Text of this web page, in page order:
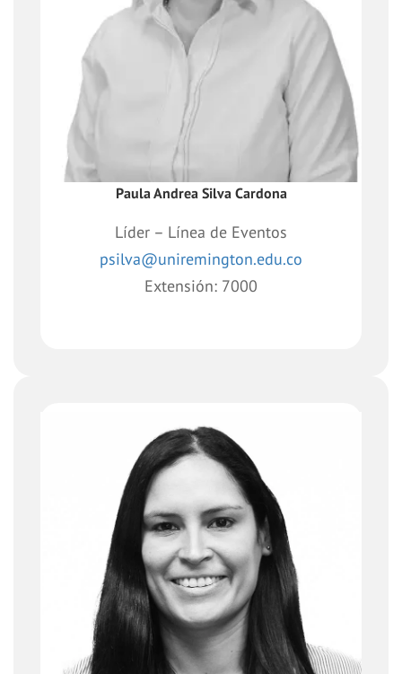
Dirección de Extensión y Proyección
Social.
Paula Andrea Silva Cardona
Líder – Línea de Eventos
psilva@uniremington.edu.co
Extensión: 7000
Apoyo con el fin de brindar soporte
continuo y soluciones requeridas por la
unidad en
temas pertinentes al desarrollo de la
dependencia, búsqueda de
oportunidades, administración
documental y apoyo en la verificación de